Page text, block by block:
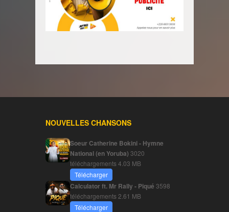
NOUVELLES CHANSONS
Soeur Catherine Bokini - Hymne
National (en Yoruba) 3020
téléchargements4.03 MB
Télécharger
Calculator ft. Mr Rally - Piqué 3598
téléchargements 2.61 MB
Télécharger